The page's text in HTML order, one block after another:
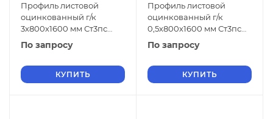
Профиль листовой
оцинкованный г/к
3х800х1600 мм Ст3пс
ГОСТ 9234-74
По запросу
КУПИТЬ
Профиль листовой
оцинкованный г/к
0,5х800х1600 мм Ст3пс
ГОСТ 9234-74
По запросу
КУПИТЬ